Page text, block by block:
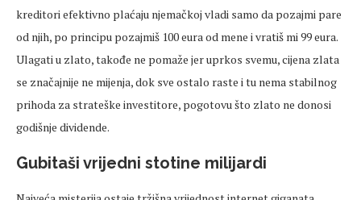
kreditori efektivno plaćaju njemačkoj vladi samo da pozajmi pare
od njih, po principu pozajmiš 100 eura od mene i vratiš mi 99 eura.
Ulagati u zlato, takođe ne pomaže jer uprkos svemu, cijena zlata
se značajnije ne mijenja, dok sve ostalo raste i tu nema stabilnog
prihoda za strateške investitore, pogotovu što zlato ne donosi
godišnje dividende.
Gubitaši vrijedni stotine milijardi